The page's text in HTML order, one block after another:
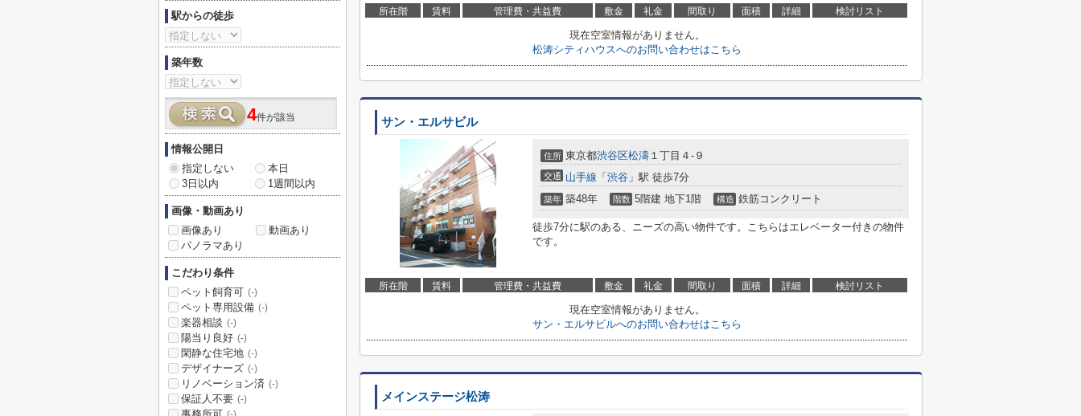
所在階 賃料 管理費・共益費 敷金 礼金 間取り 面積 詳細 検討リスト
現在空室情報がありません。
松涛シティハウスへのお問い合わせはこちら
サン・エルサビル
住所 東京都渋谷区松濤 １丁目４-９
交通 山手線 「 渋谷 」駅 徒歩7分
築年 築48年 階数 5階建 地下1階 構造 鉄筋コンクリート
徒歩7分に駅のある、ニーズの高い物件です。こちらはエレベーター付きの物件
です。
所在階 賃料 管理費・共益費 敷金 礼金 間取り 面積 詳細 検討リスト
現在空室情報がありません。
サン・エルサビルへのお問い合わせはこちら
メインステージ松涛
駅からの徒歩
築年数
4件が該当
情報公開日
指定しない
本日
3日以内
1週間以内
画像・動画あり
画像あり
動画あり
パノラマあり
こだわり条件
ペット飼育可 (-)
ペット専用設備 (-)
楽器相談 (-)
陽当り良好 (-)
閑静な住宅地 (-)
デザイナーズ (-)
リノベーション済 (-)
保証人不要 (-)